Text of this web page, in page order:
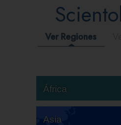
Ver Regiones
África
Asia